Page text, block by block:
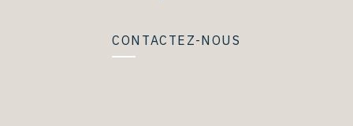
CONTACTEZ-NOUS